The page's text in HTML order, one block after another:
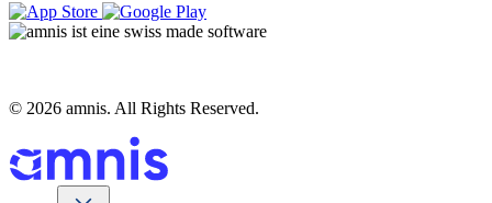
© 2026 amnis. All Rights Reserved.